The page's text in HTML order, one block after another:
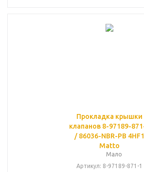
Прокладка крышки
клапанов 8-97189-871-1
/ 86036-NBR-PB 4HF1
Matto
Мало
Артикул: 8-97189-871-1